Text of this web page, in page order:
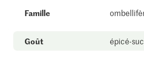
Famille
Goût épicé-